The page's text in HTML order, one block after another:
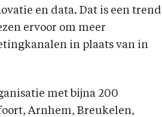
en data. Dat is een trend
ervoor om meer
in plaats van in
met bijna 200
Arnhem, Breukelen,